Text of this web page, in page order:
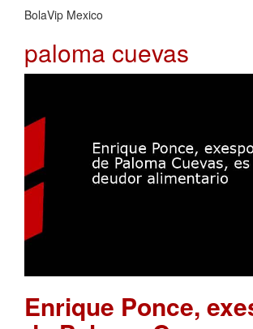
BolaVip Mexico
paloma cuevas
Enrique Ponce,